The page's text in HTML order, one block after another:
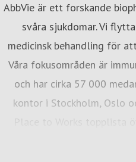
AbbVie är ett forskande
svåra sjukdomar. Vi
medicinsk behandling för
Våra fokusområden är
och har cirka 57 000
kontor i Stockholm, Oslo
abbvie.se,